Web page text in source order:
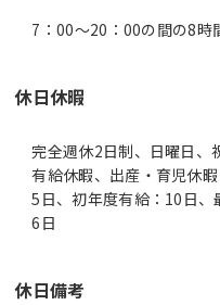
7：00～20：00の間の8時
休日休暇
完全週休2日制、日曜日、
有給休暇、出産・育児休
5日、初年度有給：10日、
6日
休日備考